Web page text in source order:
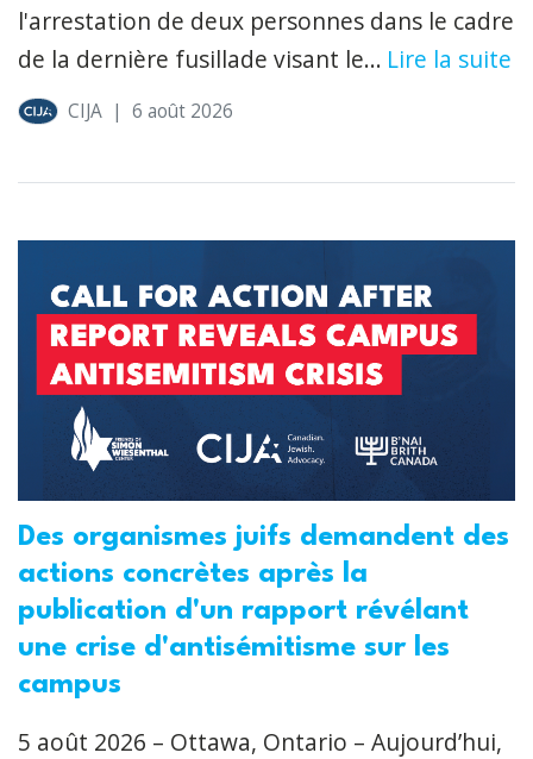
l'arrestation de deux personnes dans le cadre
de la dernière fusillade visant le... Lire la suite
CIJA | 6 août 2026
Des organismes juifs demandent des
actions concrètes après la
publication d'un rapport révélant
une crise d'antisémitisme sur les
campus
5 août 2026 – Ottawa, Ontario – Aujourd’hui,